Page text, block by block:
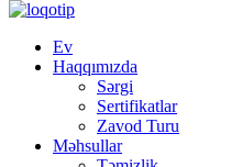
Ev
Haqqımızda
Sərgi
Sertifikatlar
Zavod Turu
Məhsullar